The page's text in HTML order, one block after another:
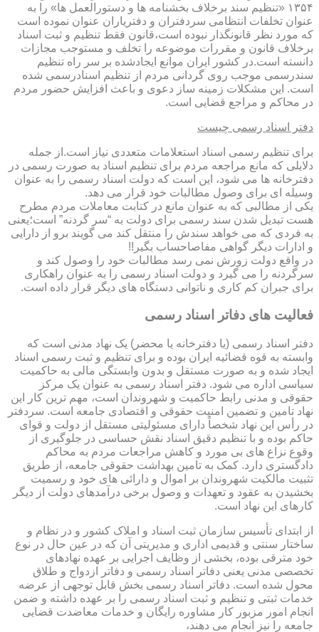
۱۳۵۴ «تنظیم سند برخلاف بخشنامه ها و دستورالعمل ها» را به
عنوان تخلفات انتظامی سردفتران و دفتریاران عنوان نموده است
که مورد نظر قانونگذار نبوده است،قانون فقط تنظیم و ثبت اسناد
برخلاف قانون و مقررات موضوعه را تخلف و مستوجب مجازات
دانسته است.در کشور ایران موانع ایجادشده بر سر راه تنظیم
سندرسمی موجب روی گردانی مردم از تنظیم اسنادرسمی شده
است. این مشکلات زمینه ساز دعوی و باعث افزایش حضور مردم
در محاکم و مراجع قضایی است.
دفتر اسناد رسمی چیست
برای تنظیم رسمی اسناد استعلامات متعددی نیاز است.از جمله
دلایلی که مانع مراجعه مردم برای تنظیم اسناد به صورت رسمی در
دفترخانه ها می شود، این است که دولت اسناد رسمی را به عنوان
وسیله ای برای وصول مطالبات خود قرار می دهد.
یکی از مطالبی که به عنوان مانع در کتابت معاملات مردم مطرح
هست تبدیل شدن سند رسمی برای دولت به “سر گردنه” است؛یعنی
به فردی که می خواهد سندش را منتقل کند می گویند برو از دارایی
و ادارات دیگر گواهی مفاصاحساب بگیر!!
در واقع دولت زورش نمی رسد مطالبات خود را وصول کند و
سرگردنه را می گیرد و دولت اسناد رسمی را به عنوان راهکاری
برای جبران کم کاری و ناتوانی دستگاه های دیگر قرار داده است.
فعالیت های دفاتر اسناد رسمی
دفتر اسناد رسمی (یا دفترخانه یا محضر) یک نهاد مدنی است که
وابسته به قوه قضائیه ایران بوده و برای تنظیم و ثبت رسمی اسناد
ایجاد شده و به صورت مستقل و بدون وابستگی مالی به حاکمیت
سیاسی اداره می شود. دفتر اسناد رسمی به عنوان یک مرکز
حقوقی و مدنی رابط حاکمیت و شهروندان است، مهم ترین کار این
نهاد تامین و تضمین امنیت حقوقی و اقتصادی جامعه است. سردفتر
در رأس این نهاد شخصاً دارای مسئولیتی مستقل از دولت و قوای
حاکم بوده و با تنظیم دقیق اسناد نقش حساسی در جلوگیری از
وقوع نزاع های بی مورد و کاهش مراجعات مردم به محاکم
دادگستری دارد. کمک به تامین بهداشت حقوقی جامعه، از طریق
تثبیت مالکیت شهروندان بر اموال و دارائی های خود و رسمیت
بخشیدن به عقود و تعهدات و وصول برخی درآمدهای دولت از دیگر
کارهای این نهاد است.
از ابتدای تأسیس سازمان ثبت اسناد و املاک کشور و در نظام و
ساختار سنتی و قدیمی اداری و مدیریتی آن که در عین حال در نوع
خود مترقی بوده، بخشی از وظایف اجرایی بر عهده نهادهای
تخصصی مدنی یعنی دفاتر اسناد رسمی و دفاتر ازدواج و طلاق
محول شده است. دفاتر اسناد رسمی بخش قابل توجهی از عرضه
خدمات ثبتی و تنظیم و ثبت اسناد رسمی را بر عهده داشته و ضمن
انجام امور مزبور کار مشاوره رایگان و خدمات معاضدت قضایی
جامعه را نیز انجام می دهند،